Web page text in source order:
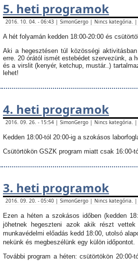
5. heti programok
2016. 10. 04. - 06:43 | SimonGergo | Nincs kategória. |
A hét folyamán kedden 18:00-20:00 és
Aki a hegesztésen túl közösségi
erre. 20 órától ismét estebédet szervezünk, a
és a virslit (kenyér, ketchup, mustár..)
lehet!
4. heti programok
2016. 09. 26. - 15:54 | SimonGergo | Nincs kategória. |
Kedden 18:00-tól 20:00-ig a szokásos
Csütörtökön GSZK program miatt csak 16:00-
3. heti programok
2016. 09. 20. - 05:40 | SimonGergo | Nincs kategória. |
Ezen a héten a szokásos időben (kedden
jöhetnek hegeszteni azok akik részt
munkavédelmi előadás kedd 18:00, utolsó
nekünk és megbeszélünk egy külön időpontot.
További program a héten: csütörtökön